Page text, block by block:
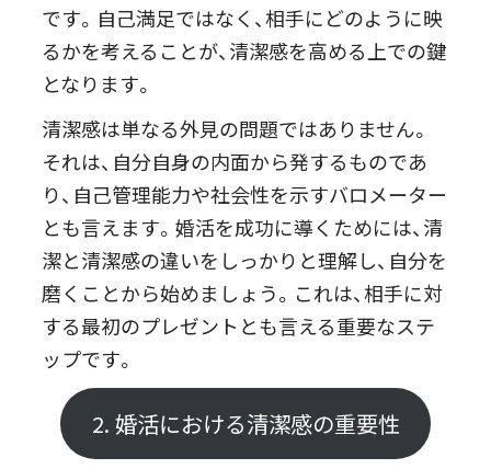
です。自己満足ではなく、相手にどのように映
るかを考えることが、清潔感を高める上での鍵
となります。
清潔感は単なる外見の問題ではありません。
それは、自分自身の内面から発するものであ
り、自己管理能力や社会性を示すバロメーター
とも言えます。婚活を成功に導くためには、清
潔と清潔感の違いをしっかりと理解し、自分を
磨くことから始めましょう。これは、相手に対
する最初のプレゼントとも言える重要なステ
ップです。
2. 婚活における清潔感の重要性